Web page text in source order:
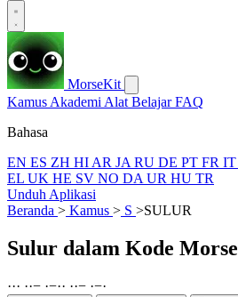
MorseKit
Kamus Akademi Alat BelajarFAQ
Bahasa
EN ES ZH HI AR JA RU DE PT FR IT
EL UK HE SV NO DA UR HU TR
Unduh Aplikasi
Beranda > Kamus > S >SULUR
Sulur dalam Kode Morse
··· ··− ·−·· ··− ·−·